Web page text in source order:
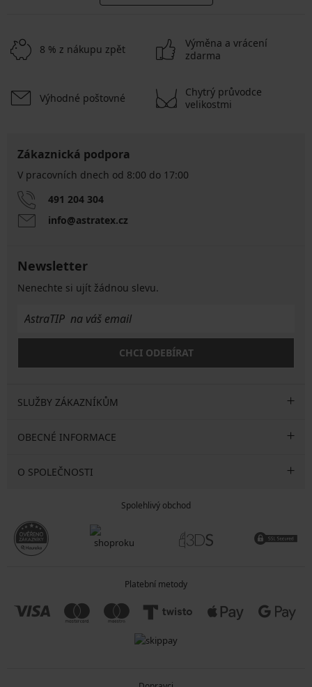
8 % z nákupu zpět
Výměna a vrácení
zdarma
Výhodné poštovné
Chytrý průvodce
velikostmi
Zákaznická podpora
V pracovních dnech od 8:00 do 17:00
491 204 304
info@astratex.cz
Newsletter
Nenechte si ujít žádnou slevu.
CHCI ODEBÍRAT
SLUŽBY ZÁKAZNÍKŮM
OBECNÉ INFORMACE
O SPOLEČNOSTI
Spolehlivý obchod
Platební metody